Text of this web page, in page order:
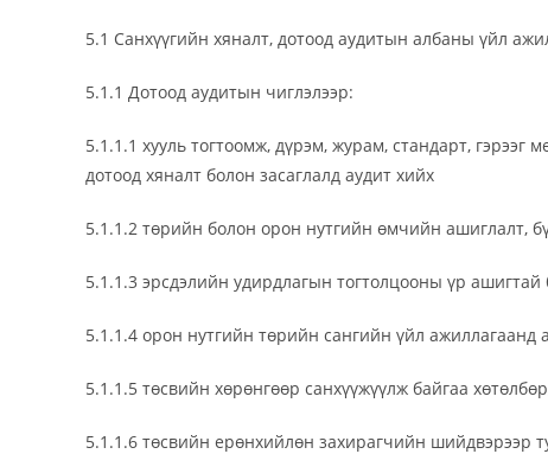
5.1 Санхүүгийн хяналт, дотоод аудитын албаны үйл
5.1.1 Дотоод аудитын чиглэлээр:
5.1.1.1 хууль тогтоомж, дүрэм, журам, стандарт, гэрээг
дотоод хяналт болон засаглалд аудит хийх
5.1.1.2 төрийн болон орон нутгийн өмчийн ашиглалт,
5.1.1.3 эрсдэлийн удирдлагын тогтолцооны үр ашигтай
5.1.1.4 орон нутгийн төрийн сангийн үйл ажиллагаанд
5.1.1.5 төсвийн хөрөнгөөр санхүүжүүлж байгаа
5.1.1.6 төсвийн ерөнхийлөн захирагчийн шийдвэрээр